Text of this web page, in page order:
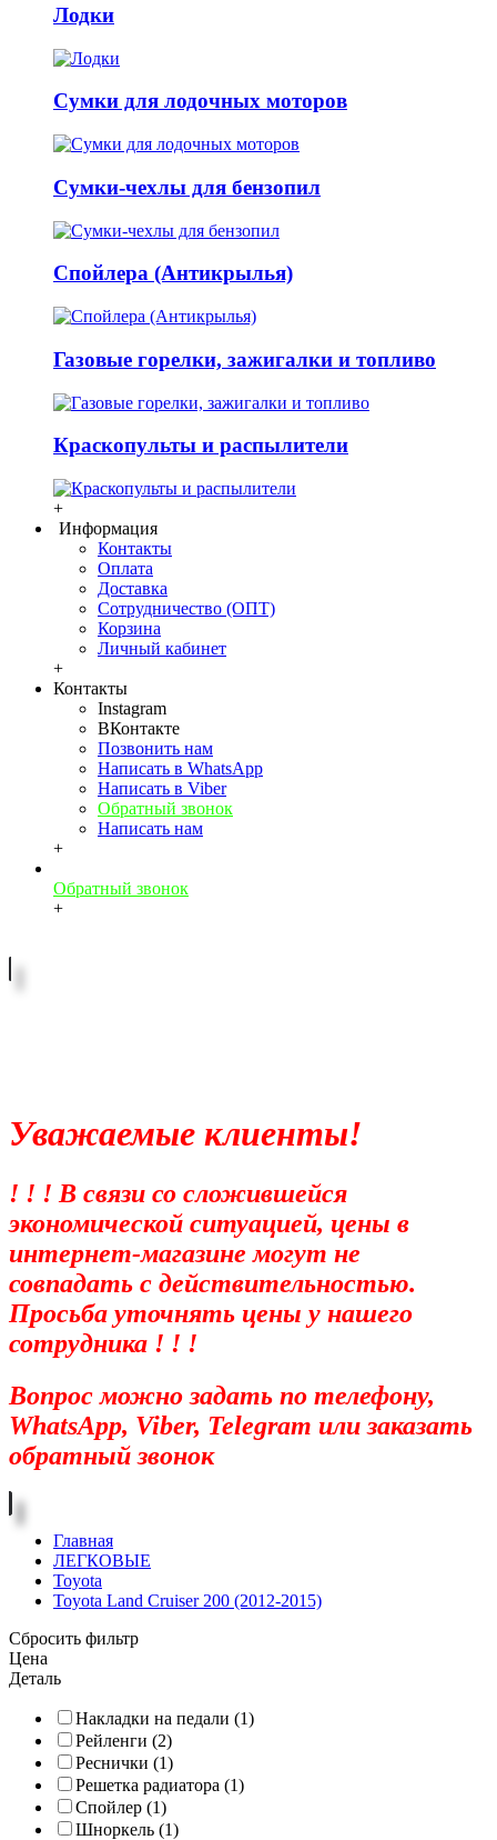
Лодки
Сумки для лодочных моторов
Сумки-чехлы для бензопил
Спойлера (Антикрылья)
Газовые горелки, зажигалки и топливо
Краскопульты и распылители
+
Информация
Контакты
Оплата
Доставка
Сотрудничество (ОПТ)
Корзина
Личный кабинет
+
Контакты
Instagram
ВКонтакте
Позвонить нам
Написать в WhatsApp
Написать в Viber
Обратный звонок
Написать нам
+
Обратный звонок
+
Уважаемые клиенты!
! ! ! В связи со сложившейся
экономической ситуацией, цены в
интернет-магазине могут не
совпадать с действительностью.
Просьба уточнять цены у нашего
сотрудника ! ! !
Вопрос можно задать по телефону,
WhatsApp, Viber, Telegram или заказать
обратный звонок
Главная
ЛЕГКОВЫЕ
Toyota
Toyota Land Cruiser 200 (2012-2015)
Сбросить фильтр
Цена
Деталь
Накладки на педали (1)
Рейленги (2)
Реснички (1)
Решетка радиатора (1)
Спойлер (1)
Шноркель (1)